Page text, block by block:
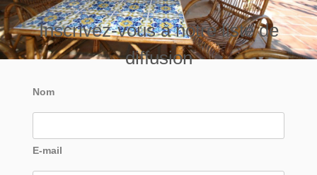
Inscrivez-vous à notre liste de
diffusion
Nom
E-mail